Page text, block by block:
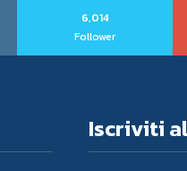
6,014
Follower
Iscriviti